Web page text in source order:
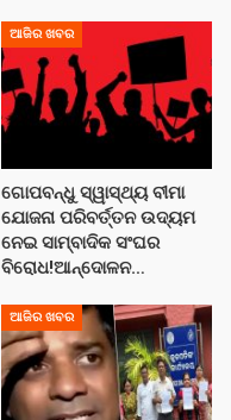
ଆଜିର ଖବର
ଗୋପବନ୍ଧୁ ସ୍ୱାସ୍ଥ୍ୟ ବୀମା
ଯୋଜନା ପରିବର୍ତ୍ତନ ଉଦ୍ୟମ
ନେଇ ସାମ୍ବାଦିକ ସଂଘର
ବିରୋଧ!ଆନ୍ଦୋଳନ…
ଆଜିର ଖବର